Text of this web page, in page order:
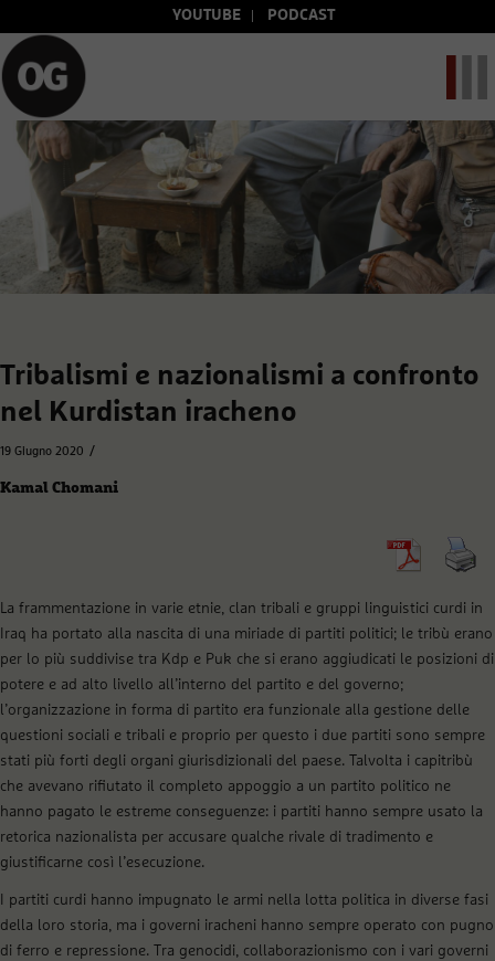
YOUTUBE PODCAST
Tribalismi e nazionalismi a confronto
nel Kurdistan iracheno
19 Giugno 2020 /
Kamal Chomani
La frammentazione in varie etnie, clan tribali e gruppi linguistici curdi in
Iraq ha portato alla nascita di una miriade di partiti politici; le tribù erano
per lo più suddivise tra Kdp e Puk che si erano aggiudicati le posizioni di
potere e ad alto livello all’interno del partito e del governo;
l’organizzazione in forma di partito era funzionale alla gestione delle
questioni sociali e tribali e proprio per questo i due partiti sono sempre
stati più forti degli organi giurisdizionali del paese. Talvolta i capitribù
che avevano rifiutato il completo appoggio a un partito politico ne
hanno pagato le estreme conseguenze: i partiti hanno sempre usato la
retorica nazionalista per accusare qualche rivale di tradimento e
giustificarne così l’esecuzione.
I partiti curdi hanno impugnato le armi nella lotta politica in diverse fasi
della loro storia, ma i governi iracheni hanno sempre operato con pugno
di ferro e repressione. Tra genocidi, collaborazionismo con i vari governi